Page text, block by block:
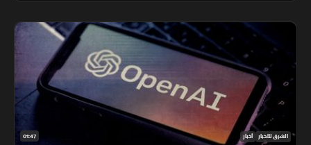
01:47 الشرق للأخبار أخبار